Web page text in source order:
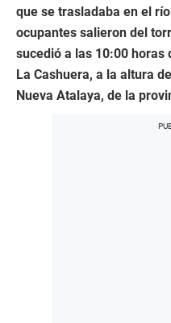
que se trasladaba en el
ocupantes salieron del
sucedió a las 10:00 horas
La Cashuera, a la altura
Nueva Atalaya, de la